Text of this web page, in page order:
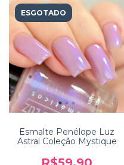
ESGOTADO
Esmalte Penélope Luz
Astral Coleção Mystique